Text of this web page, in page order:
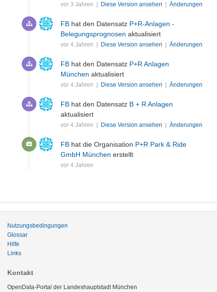
vor 3 Jahren | Diese Version ansehen | Änderungen
FB hat den Datensatz P+R-Anlagen -
Belegungsprognosen aktualisiert
vor 4 Jahren | Diese Version ansehen | Änderungen
FB hat den Datensatz P+R Anlagen
München aktualisiert
vor 4 Jahren | Diese Version ansehen | Änderungen
FB hat den Datensatz B + R Anlagen
aktualisiert
vor 4 Jahren | Diese Version ansehen | Änderungen
FB hat die Organisation P+R Park & Ride
GmbH München erstellt
vor 4 Jahren
Nutzungsbedingungen
Glossar
Hilfe
Links
Kontakt
OpenData-Portal der Landeshauptstadt München